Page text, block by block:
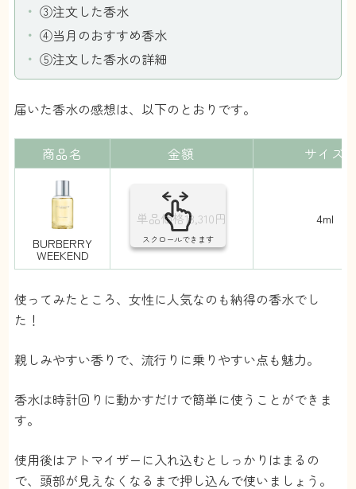
③注文した香水
④当月のおすすめ香水
⑤注文した香水の詳細
届いた香水の感想は、以下のとおりです。
商品名 金額 サイズ
BURBERRY
WEEKEND
単品価格13,310円 4ml
スクロールできます
使ってみたところ、女性に人気なのも納得の香水でし
た！
親しみやすい香りで、流行りに乗りやすい点も魅力。
香水は時計回りに動かすだけで簡単に使うことができま
す。
使用後はアトマイザーに入れ込むとしっかりはまるの
で、頭部が見えなくなるまで押し込んで使いましょう。